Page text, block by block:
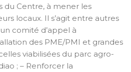
du Centre, à mener les
locaux. Il s’agit entre autres
comité d’appel à
des PME/PMI et grandes
viabilisées du parc agro-
; – Renforcer la